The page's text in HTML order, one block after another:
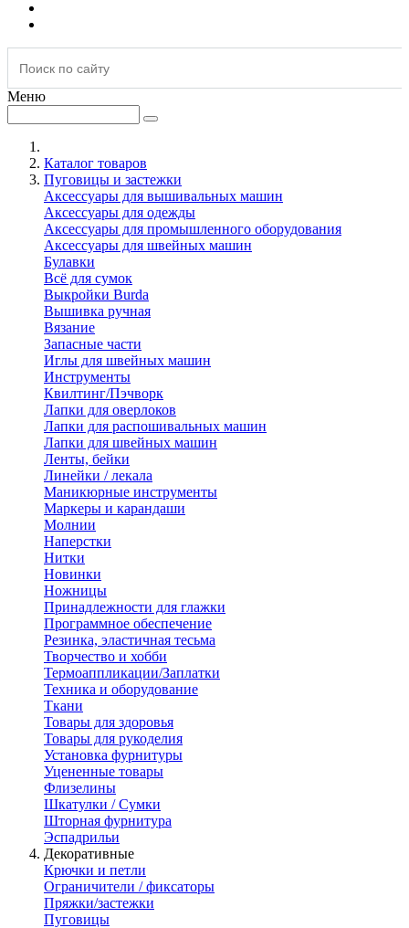
Меню
Каталог товаров
Пуговицы и застежки
Аксессуары для вышивальных машин
Аксессуары для одежды
Аксессуары для промышленного оборудования
Аксессуары для швейных машин
Булавки
Всё для сумок
Выкройки Burda
Вышивка ручная
Вязание
Запасные части
Иглы для швейных машин
Инструменты
Квилтинг/Пэчворк
Лапки для оверлоков
Лапки для распошивальных машин
Лапки для швейных машин
Ленты, бейки
Линейки / лекала
Маникюрные инструменты
Маркеры и карандаши
Молнии
Наперстки
Нитки
Новинки
Ножницы
Принадлежности для глажки
Программное обеспечение
Резинка, эластичная тесьма
Творчество и хобби
Термоаппликации/Заплатки
Техника и оборудование
Ткани
Товары для здоровья
Товары для рукоделия
Установка фурнитуры
Уцененные товары
Флизелины
Шкатулки / Сумки
Шторная фурнитура
Эспадрильи
Декоративные
Крючки и петли
Ограничители / фиксаторы
Пряжки/застежки
Пуговицы